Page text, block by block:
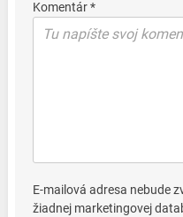
Komentár *
E-mailová adresa nebude
žiadnej marketingovej